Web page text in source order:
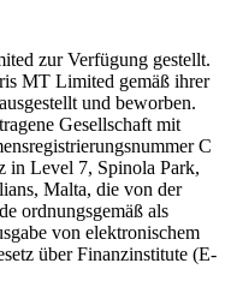
zur Verfügung gestellt.
MT Limited gemäß ihrer
und beworben.
Gesellschaft mit
C
in Level 7, Spinola Park,
Malta, die von der
ordnungsgemäß als
von elektronischem
über Finanzinstitute (E-